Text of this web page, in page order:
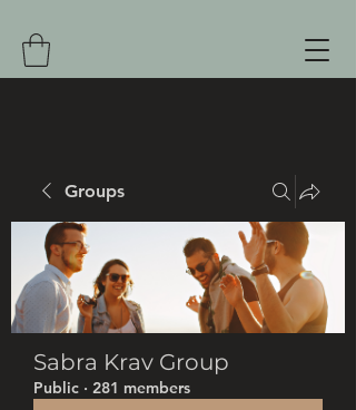
Groups
Sabra Krav Group
Public · 281 members